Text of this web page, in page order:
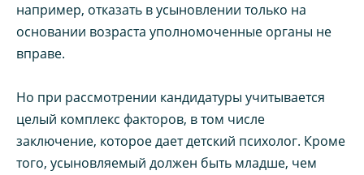
например, отказать в усыновлении только на
основании возраста уполномоченные органы не
вправе.
Но при рассмотрении кандидатуры учитывается
целый комплекс факторов, в том числе
заключение, которое дает детский психолог. Кроме
того, усыновляемый должен быть младше, чем